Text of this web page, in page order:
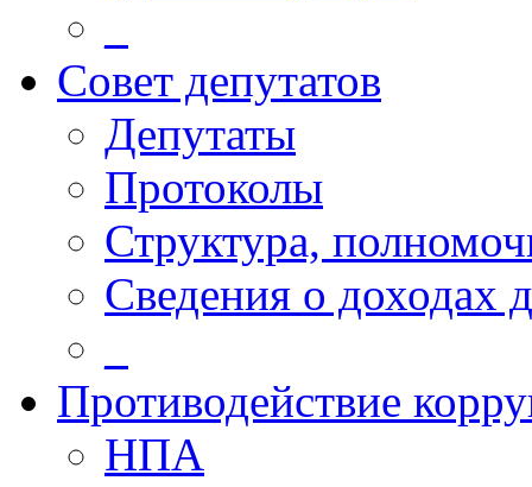
Совет депутатов
Депутаты
Протоколы
Структура,
Сведения о доходах
Противодействие
НПА